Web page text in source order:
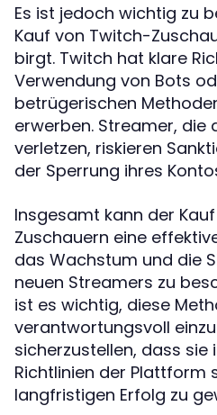
Es ist jedoch wichtig zu
Kauf von Twitch-
birgt. Twitch hat klare
Verwendung von Bots
betrügerischen
erwerben. Streamer, die
verletzen, riskieren
der Sperrung ihres
Insgesamt kann der
Zuschauern eine
das Wachstum und die
neuen Streamers zu
ist es wichtig, diese
verantwortungsvoll
sicherzustellen, dass sie
Richtlinien der Plattform
langfristigen Erfolg zu